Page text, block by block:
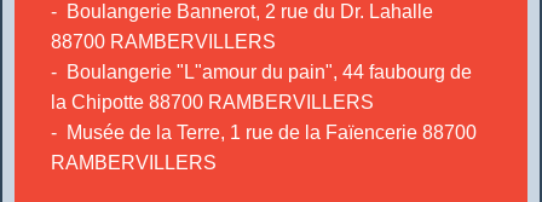
- Boulangerie Bannerot, 2 rue du Dr. Lahalle
88700 RAMBERVILLERS
- Boulangerie "L"amour du pain", 44 faubourg de
la Chipotte 88700 RAMBERVILLERS
- Musée de la Terre, 1 rue de la Faïencerie 88700
RAMBERVILLERS